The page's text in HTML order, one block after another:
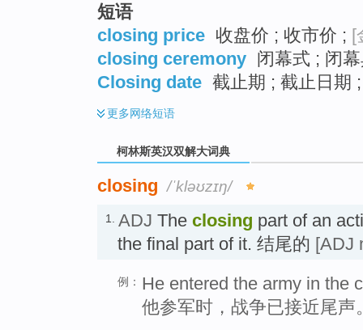
短语
closing price 收盘价 ; 收市价 ; [
closing ceremony 闭幕式 ; 闭
Closing date 截止期 ; 截止日期
更多网络短语
柯林斯英汉双解大词典
closing /ˈkləʊzɪŋ/
1. ADJ The closing part of an
the final part of it. 结尾的 [ADJ
例： He entered the army in the
他参军时，战争已接近尾声